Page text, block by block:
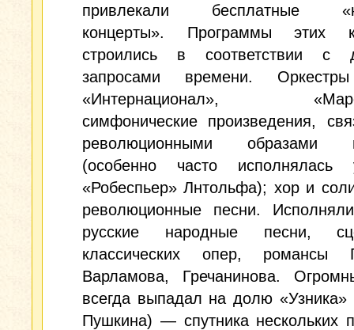
привлекали бесплатные
концерты». Программы этих
строились в соответствии с
запросами времени.
«Интернационал»,
симфонические произведения,
революционными образами
(особенно часто исполнялась
«Робеспьер» Лнтольфа); хор и
революционные песни.
русские народные песни,
классических опер, романсы
Варламова, Гречанинова.
всегда выпадал на долю «Узника»
Пушкина) — спутника нескольких